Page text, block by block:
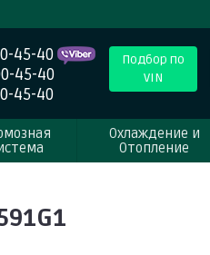
45-40
45-40
45-40
Подбор по
VIN
Охлаждение и
Отопление